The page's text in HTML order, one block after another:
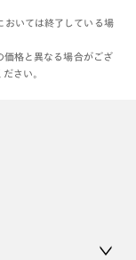
おいては終了している場
格と異なる場合がござ
さい。